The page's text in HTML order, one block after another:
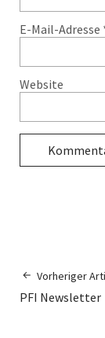
E-Mail-Adresse
Website
Vorheriger
PFI Newsletter